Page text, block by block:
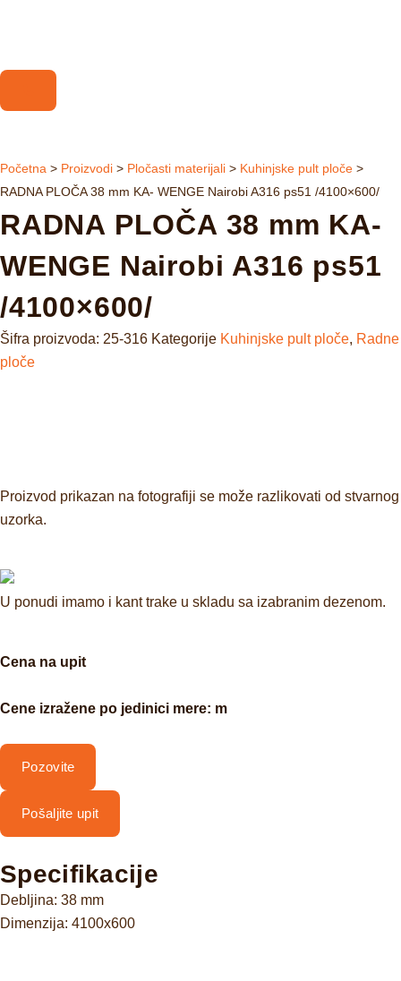
Početna > Proizvodi > Pločasti materijali > Kuhinjske pult ploče >
RADNA PLOČA 38 mm KA- WENGE Nairobi A316 ps51 /4100×600/
RADNA PLOČA 38 mm KA-
WENGE Nairobi A316 ps51
/4100×600/
Šifra proizvoda: 25-316 Kategorije Kuhinjske pult ploče, Radne
ploče
Proizvod prikazan na fotografiji se može razlikovati od stvarnog
uzorka.
U ponudi imamo i kant trake u skladu sa izabranim dezenom.
Cena na upit
Cene izražene po jedinici mere: m
Pozovite
Pošaljite upit
Specifikacije
Debljina: 38 mm
Dimenzija: 4100x600